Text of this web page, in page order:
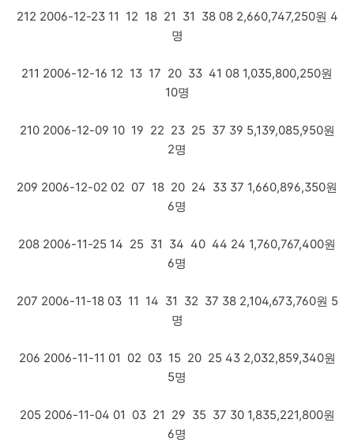
212 2006-12-23 11 12 18 21 31 38 08 2,660,747,250원 4
명
211 2006-12-16 12 13 17 20 33 41 08 1,035,800,250원
10명
210 2006-12-09 10 19 22 23 25 37 39 5,139,085,950원
2명
209 2006-12-02 02 07 18 20 24 33 37 1,660,896,350원
6명
208 2006-11-25 14 25 31 34 40 44 24 1,760,767,400원
6명
207 2006-11-18 03 11 14 31 32 37 38 2,104,673,760원 5
명
206 2006-11-11 01 02 03 15 20 25 43 2,032,859,340원
5명
205 2006-11-04 01 03 21 29 35 37 30 1,835,221,800원
6명